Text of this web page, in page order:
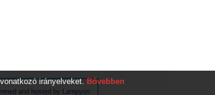
and hosted by Lampyon
irányelveket.Bővebben